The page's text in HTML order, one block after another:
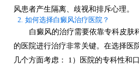
风患者产生隔离、歧视和排斥心理。
2. 如何选择白癜风治疗医院？
白癜风的治疗需要依靠专科皮肤
的医院进行治疗非常关键。在选择医
几个方面考虑： 1）医院的专科性和